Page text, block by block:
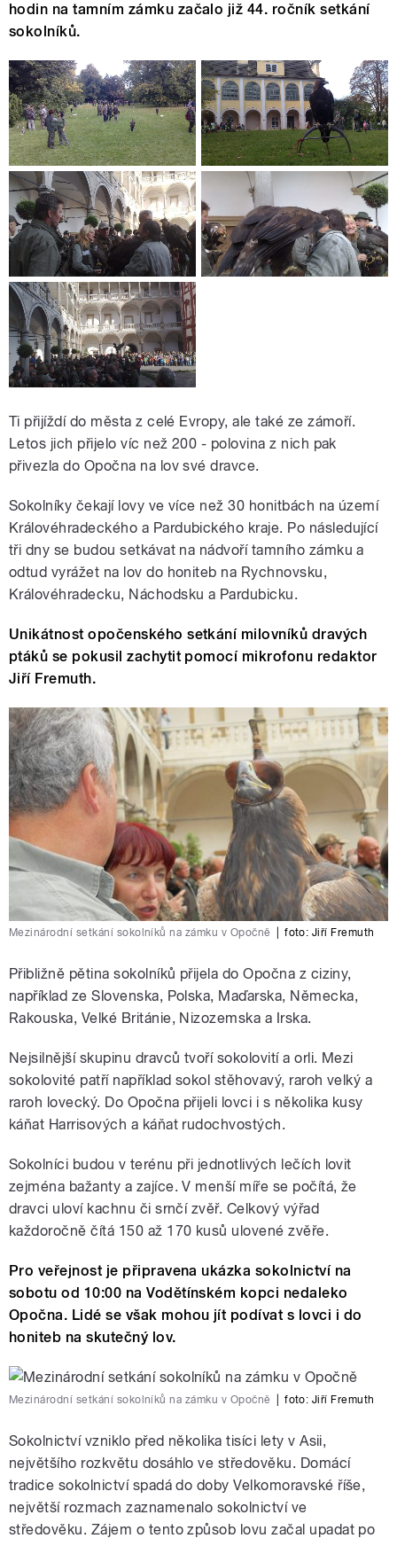
hodin na tamním zámku začalo již 44. ročník setkání
sokolníků.
Ti přijíždí do města z celé Evropy, ale také ze zámoří.
Letos jich přijelo víc než 200 - polovina z nich pak
přivezla do Opočna na lov své dravce.
Sokolníky čekají lovy ve více než 30 honitbách na území
Královéhradeckého a Pardubického kraje. Po následující
tři dny se budou setkávat na nádvoří tamního zámku a
odtud vyrážet na lov do honiteb na Rychnovsku,
Královéhradecku, Náchodsku a Pardubicku.
Unikátnost opočenského setkání milovníků dravých
ptáků se pokusil zachytit pomocí mikrofonu redaktor
Jiří Fremuth.
Mezinárodní setkání sokolníků na zámku v Opočně foto: Jiří Fremuth
Přibližně pětina sokolníků přijela do Opočna z ciziny,
například ze Slovenska, Polska, Maďarska, Německa,
Rakouska, Velké Británie, Nizozemska a Irska.
Nejsilnější skupinu dravců tvoří sokolovití a orli. Mezi
sokolovité patří například sokol stěhovavý, raroh velký a
raroh lovecký. Do Opočna přijeli lovci i s několika kusy
káňat Harrisových a káňat rudochvostých.
Sokolníci budou v terénu při jednotlivých lečích lovit
zejména bažanty a zajíce. V menší míře se počítá, že
dravci uloví kachnu či srnčí zvěř. Celkový výřad
každoročně čítá 150 až 170 kusů ulovené zvěře.
Pro veřejnost je připravena ukázka sokolnictví na
sobotu od 10:00 na Vodětínském kopci nedaleko
Opočna. Lidé se však mohou jít podívat s lovci i do
honiteb na skutečný lov.
Mezinárodní setkání sokolníků na zámku v Opočně foto: Jiří Fremuth
Sokolnictví vzniklo před několika tisíci lety v Asii,
největšího rozkvětu dosáhlo ve středověku. Domácí
tradice sokolnictví spadá do doby Velkomoravské říše,
největší rozmach zaznamenalo sokolnictví ve
středověku. Zájem o tento způsob lovu začal upadat po